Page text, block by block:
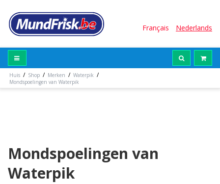
Français Nederlands
Huis / Shop / Merken / Waterpik /
Mondspoelingen van Waterpik
Mondspoelingen van
Waterpik